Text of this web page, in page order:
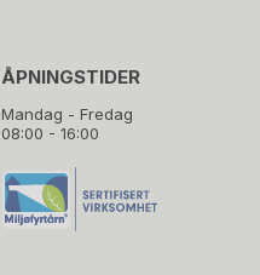
ÅPNINGSTIDER
Mandag - Fredag
08:00 - 16:00